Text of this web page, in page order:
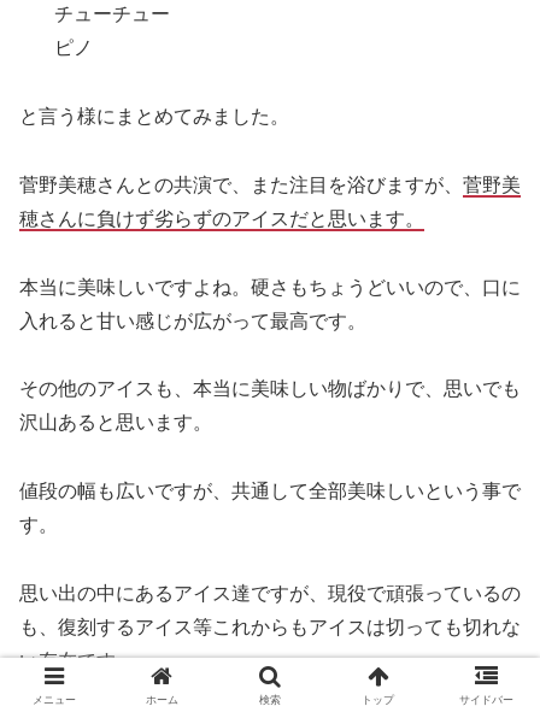
チューチュー
ピノ
と言う様にまとめてみました。
菅野美穂さんとの共演で、また注目を浴びますが、 菅野美
穂さんに負けず劣らずのアイスだと思います。
本当に美味しいですよね。硬さもちょうどいいので、口に
入れると甘い感じが広がって最高です。
その他のアイスも、本当に美味しい物ばかりで、思いでも
沢山あると思います。
値段の幅も広いですが、共通して全部美味しいという事で
す。
思い出の中にあるアイス達ですが、現役で頑張っているの
も、復刻するアイス等これからもアイスは切っても切れな
い存在です。
メニュー ホーム 検索 トップ サイドバー